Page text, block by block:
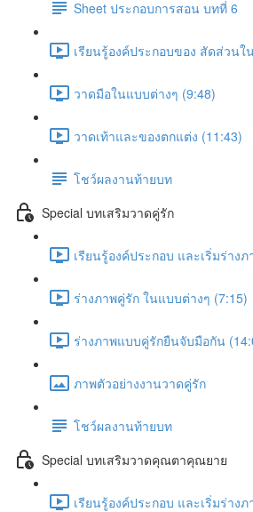
Sheet ประกอบการสอน บทที่ 6
เรียนรู้องค์ประกอบของ สัดส่วนใ
วาดมือในแบบต่างๆ (9:48)
วาดเท้าและของตกแต่ง (11:43)
โชว์ผลงานท้ายบท
Special บทเสริมวาดคู่รัก
เรียนรู้องค์ประกอบ และเริ่มร่างภ
ร่างภาพคู่รัก ในแบบต่างๆ (7:15)
ร่างภาพแบบคู่รักยืนจับมือกัน
ภาพตัวอย่างงานวาดคู่รัก
โชว์ผลงานท้ายบท
Special บทเสริมวาดคุณตาคุณยาย
เรียนรู้องค์ประกอบ และเริ่มร่างภ